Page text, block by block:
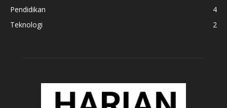
Pendidikan
4
Teknologi
2